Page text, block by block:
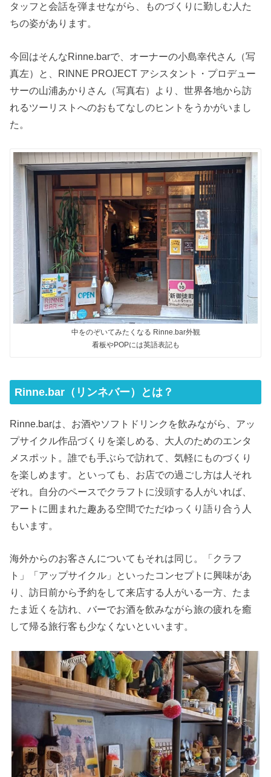
タッフと会話を弾ませながら、ものづくりに勤しむ人た
ちの姿があります。
今回はそんなRinne.barで、オーナーの小島幸代さん（写
真左）と、RINNE PROJECT アシスタント・プロデュー
サーの山浦あかりさん（写真右）より、世界各地から訪
れるツーリストへのおもてなしのヒントをうかがいまし
た。
中をのぞいてみたくなる Rinne.bar外観
看板やPOPには英語表記も
Rinne.bar（リンネバー）とは？
Rinne.barは、お酒やソフトドリンクを飲みながら、アッ
プサイクル作品づくりを楽しめる、大人のためのエンタ
メスポット。誰でも手ぶらで訪れて、気軽にものづくり
を楽しめます。といっても、お店での過ごし方は人それ
ぞれ。自分のペースでクラフトに没頭する人がいれば、
アートに囲まれた趣ある空間でただゆっくり語り合う人
もいます。
海外からのお客さんについてもそれは同じ。「クラフ
ト」「アップサイクル」といったコンセプトに興味があ
り、訪日前から予約をして来店する人がいる一方、たま
たま近くを訪れ、バーでお酒を飲みながら旅の疲れを癒
して帰る旅行客も少なくないといいます。